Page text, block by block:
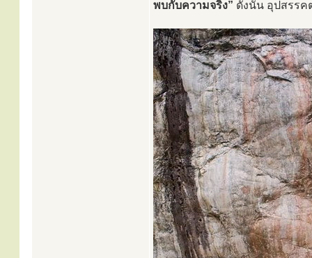
พบกับความจริง” ดังนั้น อุปสรรค